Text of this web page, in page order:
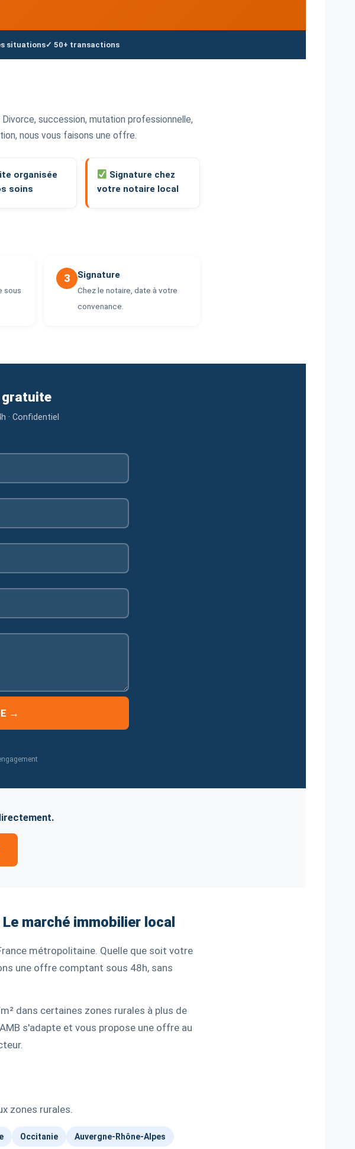
situations✓ 50+ transactions
succession, mutation professionnelle,
nous vous faisons une offre.
organisée
soins
Signature chez
votre notaire local
sous
3 Signature
Chez le notaire, date à votre
convenance.
gratuite
· Confidentiel
→
marché immobilier local
métropolitaine. Quelle que soit votre
une offre comptant sous 48h, sans
dans certaines zones rurales à plus de
s'adapte et vous propose une offre au
zones rurales.
Occitanie Auvergne-Rhône-Alpes